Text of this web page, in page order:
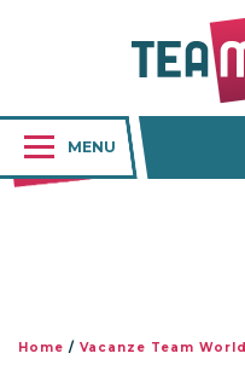
MENU
Home / Vacanze Team World